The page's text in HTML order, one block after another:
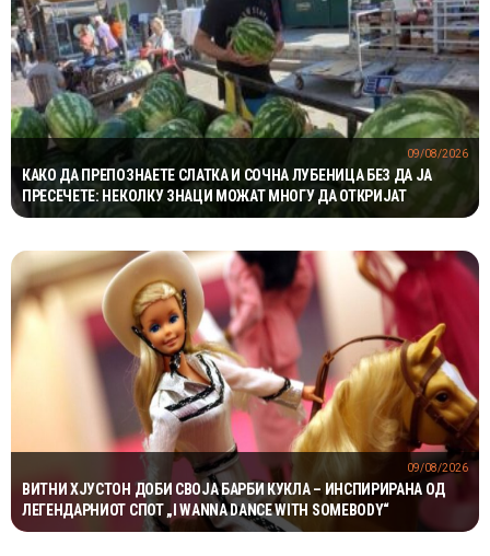
КАКО ДА ПРЕПОЗНАЕТЕ СЛАТКА И СОЧНА ЛУБЕНИЦА БЕЗ ДА ЈА
ПРЕСЕЧЕТЕ: НЕКОЛКУ ЗНАЦИ МОЖАТ МНОГУ ДА ОТКРИЈАТ
09/08/2026
ВИТНИ ХЈУСТОН ДОБИ СВОЈА БАРБИ КУКЛА – ИНСПИРИРАНА ОД
ЛЕГЕНДАРНИОТ СПОТ „I WANNA DANCE WITH SOMEBODY“
09/08/2026